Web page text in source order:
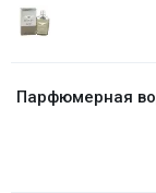
Парфюмерная